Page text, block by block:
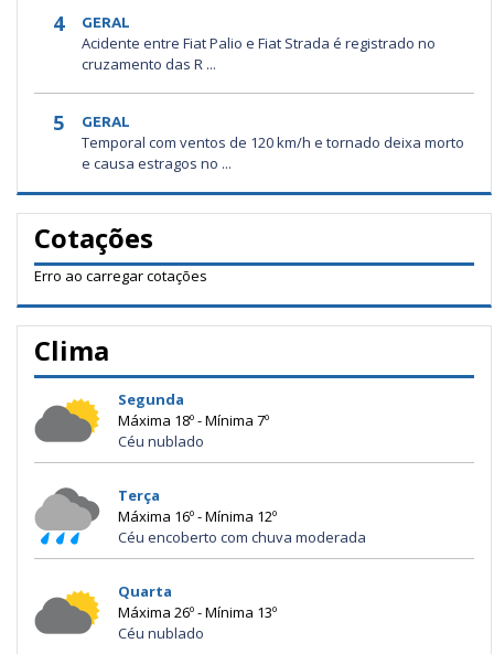
4 GERAL
Acidente entre Fiat Palio e Fiat Strada é registrado no
cruzamento das R ...
5 GERAL
Temporal com ventos de 120 km/h e tornado deixa morto
e causa estragos no ...
Cotações
Erro ao carregar cotações
Clima
Segunda
Máxima 18º - Mínima 7º
Céu nublado
Terça
Máxima 16º - Mínima 12º
Céu encoberto com chuva moderada
Quarta
Máxima 26º - Mínima 13º
Céu nublado